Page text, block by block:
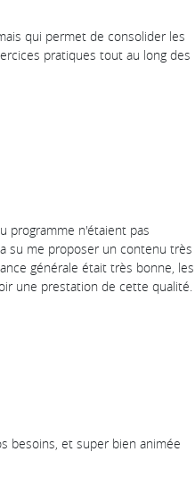
qui permet de consolider les
pratiques tout au long des
programme n'étaient pas
su me proposer un contenu très
générale était très bonne, les
une prestation de cette qualité.
besoins, et super bien animée